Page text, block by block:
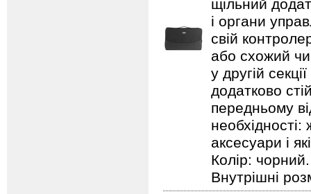
щільний
і органи
свій
або схожий
у другій
додатково
передньому
аксесуари і
Колір:
Внутрішні